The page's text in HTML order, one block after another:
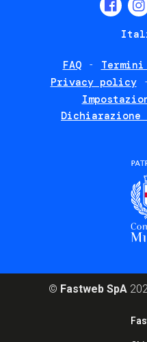
FAQ
Privacy policy
© Fastweb SpA